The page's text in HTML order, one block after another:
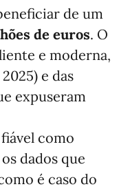
de um
de euros. O
e moderna,
e das
expuseram
como
dados que
é caso do